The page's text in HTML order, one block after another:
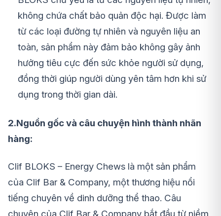
không chứa chất bảo quản độc hại. Được làm
từ các loại đường tự nhiên và nguyên liệu an
toàn, sản phẩm này đảm bảo không gây ảnh
hưởng tiêu cực đến sức khỏe người sử dụng,
đồng thời giúp người dùng yên tâm hơn khi sử
dụng trong thời gian dài.
2.Nguồn gốc và câu chuyện hình thành nhãn
hàng:
Clif BLOKS – Energy Chews là một sản phẩm
của Clif Bar & Company, một thương hiệu nổi
tiếng chuyên về dinh dưỡng thể thao. Câu
chuyện của Clif Bar & Company bắt đầu từ niềm